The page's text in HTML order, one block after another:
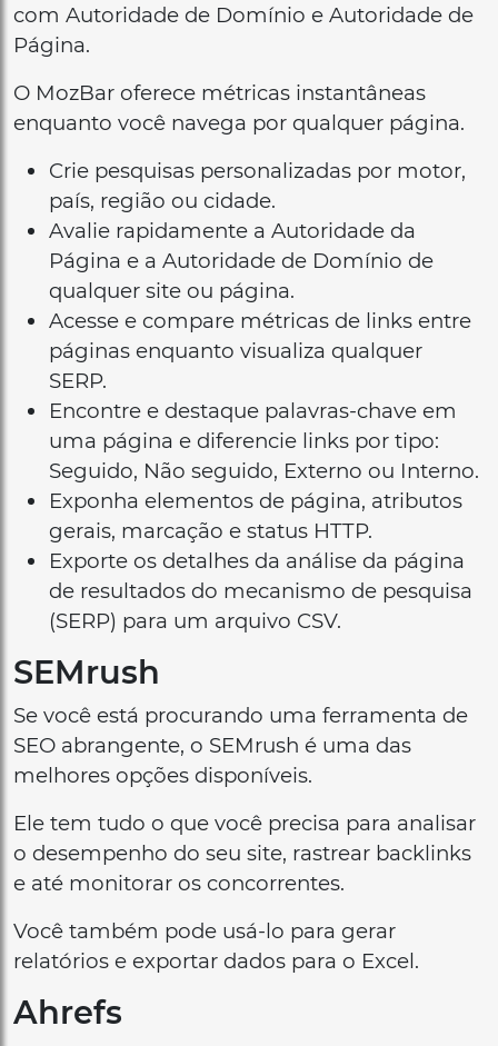
com Autoridade de Domínio e Autoridade de
Página.
O MozBar oferece métricas instantâneas
enquanto você navega por qualquer página.
Crie pesquisas personalizadas por motor,
país, região ou cidade.
Avalie rapidamente a Autoridade da
Página e a Autoridade de Domínio de
qualquer site ou página.
Acesse e compare métricas de links entre
páginas enquanto visualiza qualquer
SERP.
Encontre e destaque palavras-chave em
uma página e diferencie links por tipo:
Seguido, Não seguido, Externo ou Interno.
Exponha elementos de página, atributos
gerais, marcação e status HTTP.
Exporte os detalhes da análise da página
de resultados do mecanismo de pesquisa
(SERP) para um arquivo CSV.
SEMrush
Se você está procurando uma ferramenta de
SEO abrangente, o SEMrush é uma das
melhores opções disponíveis.
Ele tem tudo o que você precisa para analisar
o desempenho do seu site, rastrear backlinks
e até monitorar os concorrentes.
Você também pode usá-lo para gerar
relatórios e exportar dados para o Excel.
Ahrefs